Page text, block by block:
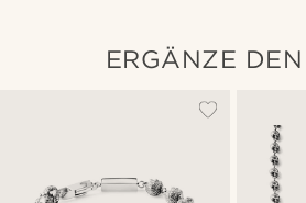
ERGÄNZE